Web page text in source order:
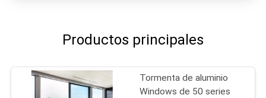
Productos principales
Tormenta de aluminio
Windows de 50 series